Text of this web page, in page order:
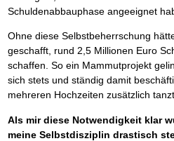
Schuldenabbauphase angeeignet
Ohne diese Selbstbeherrschung
geschafft, rund 2,5 Millionen Euro
schaffen. So ein Mammutprojekt
sich stets und ständig damit
mehreren Hochzeiten zusätzlich
Als mir diese Notwendigkeit klar
meine Selbstdisziplin drastisch